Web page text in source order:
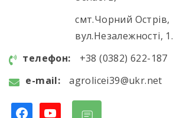
смт.Чорний Острів,
вул.Незалежності, 1.
телефон:
+38 (0382) 622-187
e-mail:
agrolicei39@ukr.net
facebookyoutube